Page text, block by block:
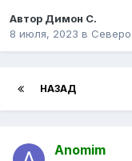
Автор Димон С.
8 июля, 2023 в
НАЗАД
Anomim